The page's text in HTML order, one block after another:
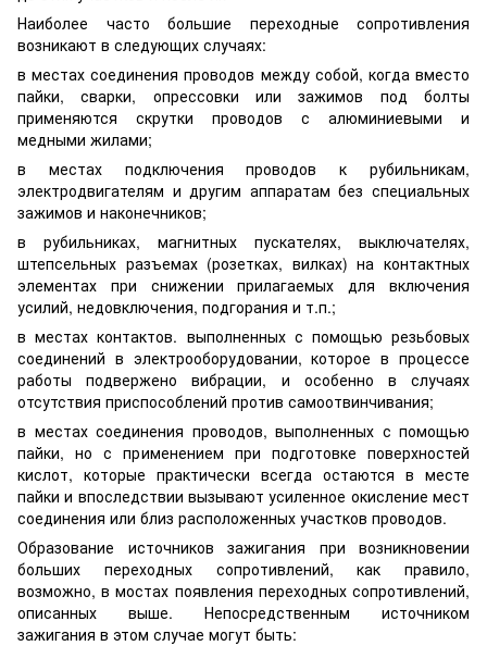
Наиболее часто большие переходные сопротивления
возникают в следующих случаях:
в местах соединения проводов между собой, когда вместо
пайки, сварки, опрессовки или зажимов под болты
применяются скрутки проводов с алюминиевыми и
медными жилами;
в местах подключения проводов к рубильникам,
электродвигателям и другим аппаратам без специальных
зажимов и наконечников;
в рубильниках, магнитных пускателях, выключателях,
штепсельных разъемах (розетках, вилках) на контактных
элементах при снижении прилагаемых для включения
усилий, недовключения, подгорания и т.п.;
в местах контактов. выполненных с помощью резьбовых
соединений в электрооборудовании, которое в процессе
работы подвержено вибрации, и особенно в случаях
отсутствия приспособлений против самоотвинчивания;
в местах соединения проводов, выполненных с помощью
пайки, но с применением при подготовке поверхностей
кислот, которые практически всегда остаются в месте
пайки и впоследствии вызывают усиленное окисление мест
соединения или близ расположенных участков проводов.
Образование источников зажигания при возникновении
больших переходных сопротивлений, как правило,
возможно, в мостах появления переходных сопротивлений,
описанных выше. Непосредственным источником
зажигания в этом случае могут быть: